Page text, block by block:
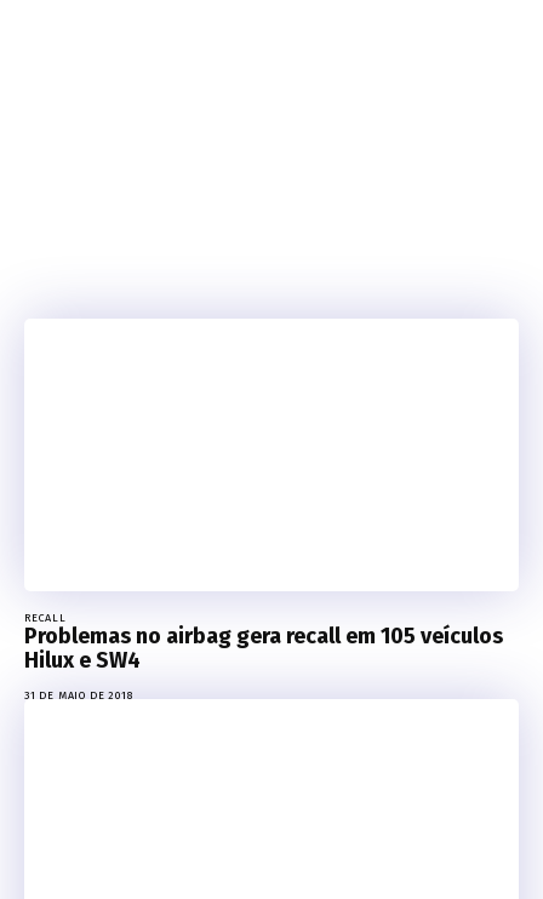
RECALL
Problemas no airbag gera recall em 105 veículos
Hilux e SW4
31 DE MAIO DE 2018